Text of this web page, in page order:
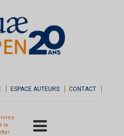
ESPACE AUTEURS CONTACT
la